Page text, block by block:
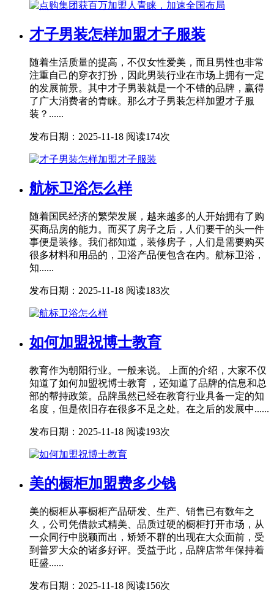
才子男装怎样加盟才子服装
随着生活质量的提高，不仅女性爱美，而且男性也非常
注重自己的穿衣打扮，因此男装行业在市场上拥有一定
的发展前景。其中才子男装就是一个不错的品牌，赢得
了广大消费者的青睐。那么才子男装怎样加盟才子服
装？......
发布日期：2025-11-18 阅读174次
航标卫浴怎么样
随着国民经济的繁荣发展，越来越多的人开始拥有了购
买商品房的能力。而买了房子之后，人们要干的头一件
事便是装修。我们都知道，装修房子，人们是需要购买
很多材料和用品的，卫浴产品便包含在内。航标卫浴，
知......
发布日期：2025-11-18 阅读183次
如何加盟祝博士教育
教育作为朝阳行业。一般来说。 上面的介绍，大家不仅
知道了如何加盟祝博士教育 ，还知道了品牌的信息和总
部的帮持政策。品牌虽然已经在教育行业具备一定的知
名度，但是依旧存在很多不足之处。在之后的发展中......
发布日期：2025-11-18 阅读193次
美的橱柜加盟费多少钱
美的橱柜从事橱柜产品研发、生产、销售已有数年之
久，公司凭借款式精美、品质过硬的橱柜打开市场，从
一众同行中脱颖而出，矫矫不群的出现在大众面前，受
到普罗大众的诸多好评。受益于此，品牌店常年保持着
旺盛......
发布日期：2025-11-18 阅读156次